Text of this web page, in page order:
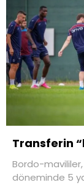
Transferin
Bordo-mavililer,
döneminde 5